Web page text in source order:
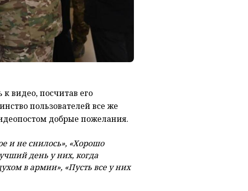
видео, посчитав его
пользователей все же
добрые пожелания.
и не снилось», «Хорошо
день у них, когда
в армии», «Пусть все у них